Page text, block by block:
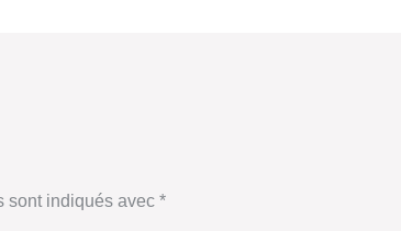
sont indiqués avec *